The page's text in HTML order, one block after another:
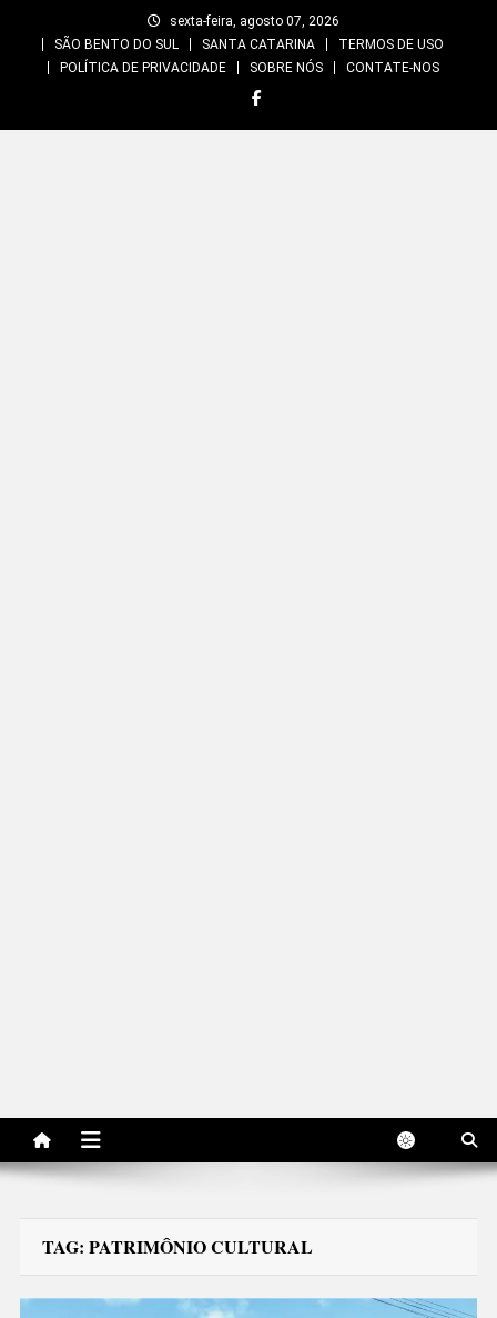
sexta-feira, agosto 07, 2026
SÃO BENTO DO SUL
SANTA CATARINA
TERMOS DE USO
POLÍTICA DE PRIVACIDADE
SOBRE NÓS CONTATE-NOS
TAG: PATRIMÔNIO CULTURAL